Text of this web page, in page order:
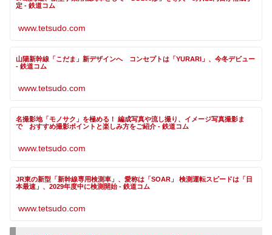
定 - 鉄道コム
www.tetsudo.com
山陽新幹線「こだま」新デザインへ コンセプトは「YURARI」、今冬デビュー
- 鉄道コム
www.tetsudo.com
名撮影地「モノサク」を極める！ 編成写真や流し撮り、イメージ写真撮影ま
で おすすめ撮影ポイントと楽しみ方をご紹介 - 鉄道コム
www.tetsudo.com
JR東の新型「新幹線専用検測車」、愛称は「SOAR」 検測運転スピードは「日
本最速」、2029年度中に検測開始 - 鉄道コム
www.tetsudo.com